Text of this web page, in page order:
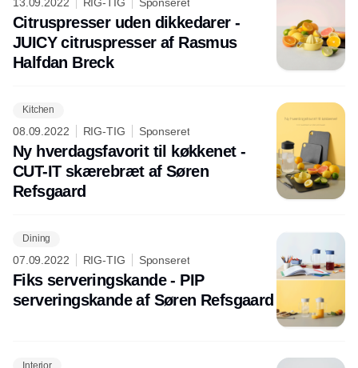
Citruspresser uden dikkedarer -
JUICY citruspresser af Rasmus
Halfdan Breck
Kitchen
08.09.2022 RIG-TIG Sponseret
Ny hverdagsfavorit til køkkenet -
CUT-IT skærebræt af Søren
Refsgaard
Dining
07.09.2022 RIG-TIG Sponseret
Fiks serveringskande - PIP
serveringskande af Søren Refsgaard
Interior